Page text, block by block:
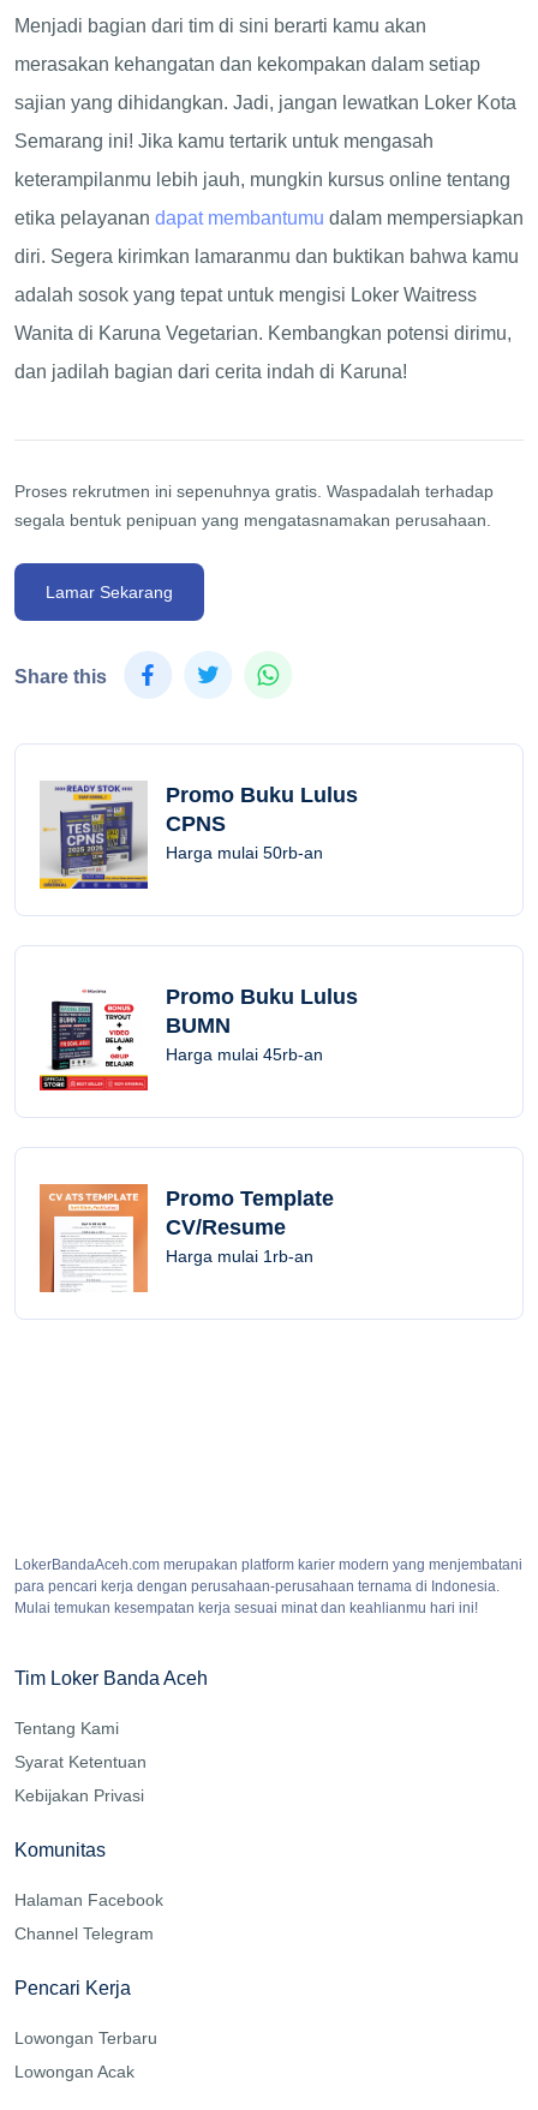
Menjadi bagian dari tim di sini berarti kamu akan
merasakan kehangatan dan kekompakan dalam setiap
sajian yang dihidangkan. Jadi, jangan lewatkan Loker Kota
Semarang ini! Jika kamu tertarik untuk mengasah
keterampilanmu lebih jauh, mungkin kursus online tentang
etika pelayanan dapat membantumu dalam mempersiapkan
diri. Segera kirimkan lamaranmu dan buktikan bahwa kamu
adalah sosok yang tepat untuk mengisi Loker Waitress
Wanita di Karuna Vegetarian. Kembangkan potensi dirimu,
dan jadilah bagian dari cerita indah di Karuna!
Proses rekrutmen ini sepenuhnya gratis. Waspadalah terhadap
segala bentuk penipuan yang mengatasnamakan perusahaan.
Lamar Sekarang
Share this
Promo Buku Lulus
CPNS
Harga mulai 50rb-an
Promo Buku Lulus
BUMN
Harga mulai 45rb-an
Promo Template
CV/Resume
Harga mulai 1rb-an
LokerBandaAceh.com merupakan platform karier modern yang menjembatani
para pencari kerja dengan perusahaan-perusahaan ternama di Indonesia.
Mulai temukan kesempatan kerja sesuai minat dan keahlianmu hari ini!
Tim Loker Banda Aceh
Tentang Kami
Syarat Ketentuan
Kebijakan Privasi
Komunitas
Halaman Facebook
Channel Telegram
Pencari Kerja
Lowongan Terbaru
Lowongan Acak